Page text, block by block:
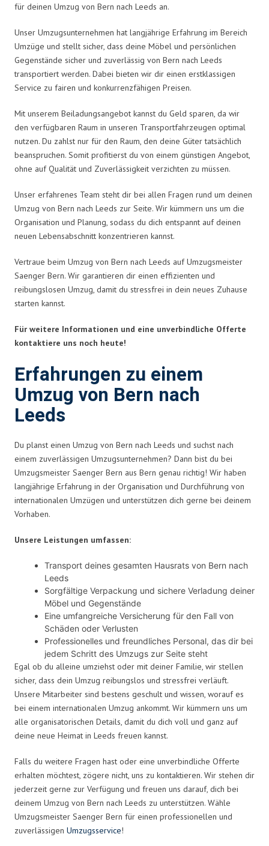
für deinen Umzug von Bern nach Leeds an.
Unser Umzugsunternehmen hat langjährige Erfahrung im Bereich
Umzüge und stellt sicher, dass deine Möbel und persönlichen
Gegenstände sicher und zuverlässig von Bern nach Leeds
transportiert werden. Dabei bieten wir dir einen erstklassigen
Service zu fairen und konkurrenzfähigen Preisen.
Mit unserem Beiladungsangebot kannst du Geld sparen, da wir
den verfügbaren Raum in unseren Transportfahrzeugen optimal
nutzen. Du zahlst nur für den Raum, den deine Güter tatsächlich
beanspruchen. Somit profitierst du von einem günstigen Angebot,
ohne auf Qualität und Zuverlässigkeit verzichten zu müssen.
Unser erfahrenes Team steht dir bei allen Fragen rund um deinen
Umzug von Bern nach Leeds zur Seite. Wir kümmern uns um die
Organisation und Planung, sodass du dich entspannt auf deinen
neuen Lebensabschnitt konzentrieren kannst.
Vertraue beim Umzug von Bern nach Leeds auf Umzugsmeister
Saenger Bern. Wir garantieren dir einen effizienten und
reibungslosen Umzug, damit du stressfrei in dein neues Zuhause
starten kannst.
Für weitere Informationen und eine unverbindliche Offerte
kontaktiere uns noch heute!
Erfahrungen zu einem
Umzug von Bern nach
Leeds
Du planst einen Umzug von Bern nach Leeds und suchst nach
einem zuverlässigen Umzugsunternehmen? Dann bist du bei
Umzugsmeister Saenger Bern aus Bern genau richtig! Wir haben
langjährige Erfahrung in der Organisation und Durchführung von
internationalen Umzügen und unterstützen dich gerne bei deinem
Vorhaben.
Unsere Leistungen umfassen:
Transport deines gesamten Hausrats von Bern nach
Leeds
Sorgfältige Verpackung und sichere Verladung deiner
Möbel und Gegenstände
Eine umfangreiche Versicherung für den Fall von
Schäden oder Verlusten
Professionelles und freundliches Personal, das dir bei
jedem Schritt des Umzugs zur Seite steht
Egal ob du alleine umziehst oder mit deiner Familie, wir stellen
sicher, dass dein Umzug reibungslos und stressfrei verläuft.
Unsere Mitarbeiter sind bestens geschult und wissen, worauf es
bei einem internationalen Umzug ankommt. Wir kümmern uns um
alle organisatorischen Details, damit du dich voll und ganz auf
deine neue Heimat in Leeds freuen kannst.
Falls du weitere Fragen hast oder eine unverbindliche Offerte
erhalten möchtest, zögere nicht, uns zu kontaktieren. Wir stehen dir
jederzeit gerne zur Verfügung und freuen uns darauf, dich bei
deinem Umzug von Bern nach Leeds zu unterstützen. Wähle
Umzugsmeister Saenger Bern für einen professionellen und
zuverlässigen Umzugsservice!